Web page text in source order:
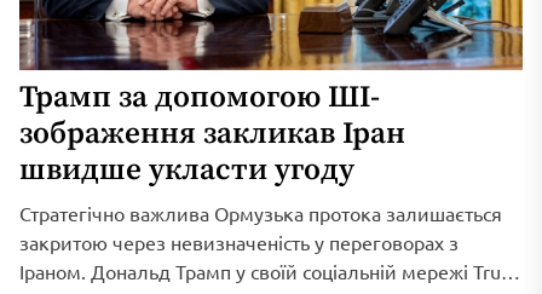
Трамп за допомогою ШІ-
зображення закликав Іран
швидше укласти угоду
Стратегічно важлива Ормузька протока залишається
закритою через невизначеність у переговорах з
Іраном. Дональд Трамп у своїй соціальній мережі Truth